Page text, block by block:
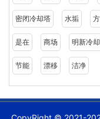
密闭冷却塔 水垢
是在 商场 明新冷
节能 漂移 洁净